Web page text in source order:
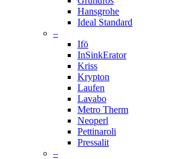
Hansgrohe
Ideal Standard
–
Ifö
InSinkErator
Kriss
Krypton
Laufen
Lavabo
Metro Therm
Neoperl
Pettinaroli
Pressalit
–